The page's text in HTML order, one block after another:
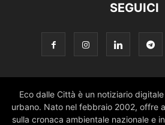
SEGUICI
Eco dalle Città è un notiziario
urbano. Nato nel febbraio 2002, offre
sulla cronaca ambientale nazionale e